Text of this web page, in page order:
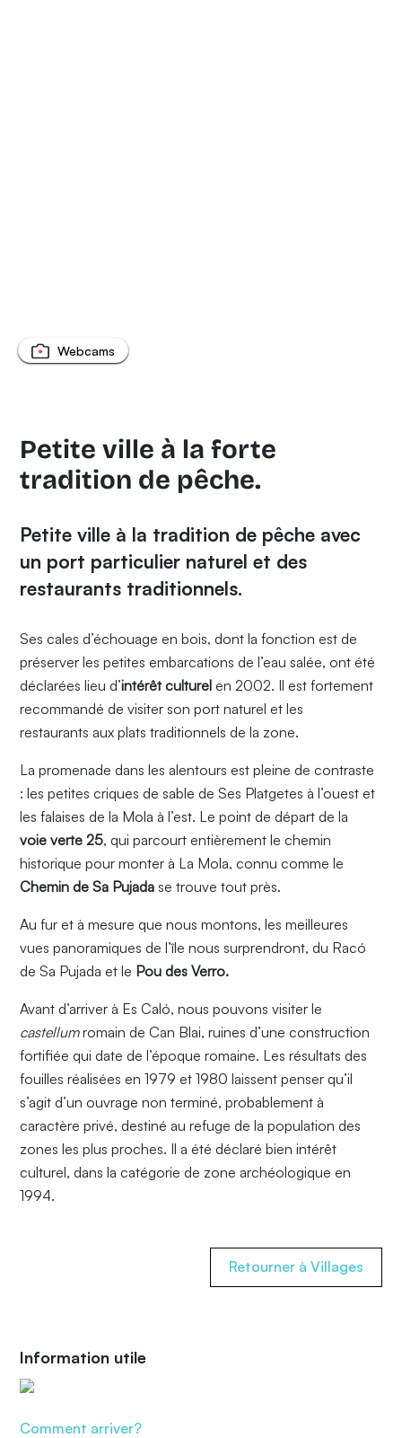
Webcams
Petite ville à la forte
tradition de pêche.
Petite ville à la tradition de pêche avec
un port particulier naturel et des
restaurants traditionnels.
Ses cales d’échouage en bois, dont la fonction est de
préserver les petites embarcations de l’eau salée, ont été
déclarées lieu d’intérêt culturel en 2002. Il est fortement
recommandé de visiter son port naturel et les
restaurants aux plats traditionnels de la zone.
La promenade dans les alentours est pleine de contraste
: les petites criques de sable de Ses Platgetes à l’ouest et
les falaises de la Mola à l’est. Le point de départ de la
voie verte 25, qui parcourt entièrement le chemin
historique pour monter à La Mola, connu comme le
Chemin de Sa Pujada se trouve tout près.
Au fur et à mesure que nous montons, les meilleures
vues panoramiques de l’île nous surprendront, du Racó
de Sa Pujada et le Pou des Verro.
Avant d’arriver à Es Caló, nous pouvons visiter le
castellumromain de Can Blai, ruines d’une construction
fortifiée qui date de l’époque romaine. Les résultats des
fouilles réalisées en 1979 et 1980 laissent penser qu’il
s’agit d’un ouvrage non terminé, probablement à
caractère privé, destiné au refuge de la population des
zones les plus proches. Il a été déclaré bien intérêt
culturel, dans la catégorie de zone archéologique en
1994.
Retourner à Villages
Information utile
Comment arriver?